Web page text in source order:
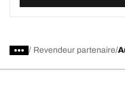
/ Revendeur partenaire